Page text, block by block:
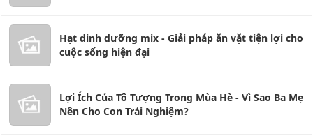
Hạt dinh dưỡng mix - Giải pháp ăn vặt tiện lợi cho
cuộc sống hiện đại
Lợi Ích Của Tô Tượng Trong Mùa Hè - Vì Sao Ba Mẹ
Nên Cho Con Trải Nghiệm?